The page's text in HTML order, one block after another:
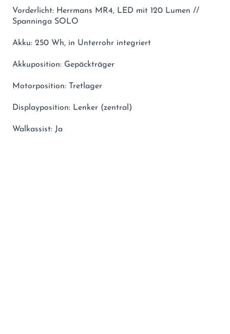
Vorderlicht: Herrmans MR4, LED mit 120 Lumen //
Spanninga SOLO
Akku: 250 Wh, in Unterrohr integriert
Akkuposition: Gepäckträger
Motorposition: Tretlager
Displayposition: Lenker (zentral)
Walkassist: Ja